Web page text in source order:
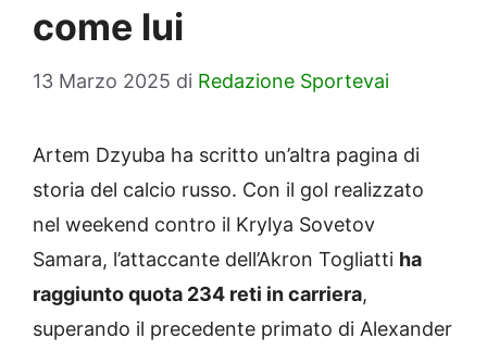
come lui
13 Marzo 2025 di Redazione Sportevai
Artem Dzyuba ha scritto un’altra pagina di
storia del calcio russo. Con il gol realizzato
nel weekend contro il Krylya Sovetov
Samara, l’attaccante dell’Akron Togliatti ha
raggiunto quota 234 reti in carriera,
superando il precedente primato di Alexander